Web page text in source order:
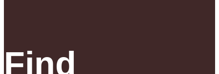
Find